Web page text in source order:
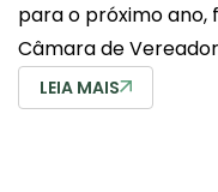
para o próximo ano,
Câmara de
LEIA MAIS